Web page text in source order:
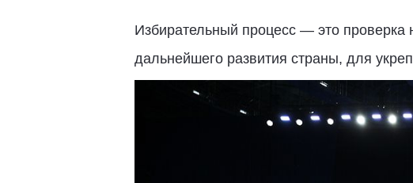
Избирательный процесс — это проверка
дальнейшего развития страны, для